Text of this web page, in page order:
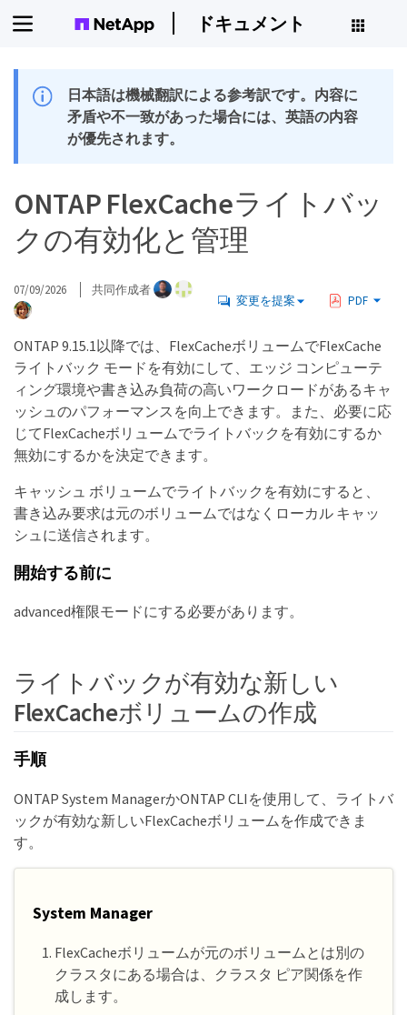
ドキュメント
日本語は機械翻訳による参考訳です。内容に
矛盾や不一致があった場合には、英語の内容
が優先されます。
ONTAP FlexCacheライトバッ
クの有効化と管理
07/09/2026 共同作成者
変更を提案 PDF
ONTAP 9.15.1以降では、FlexCacheボリュームでFlexCache
ライトバック モードを有効にして、エッジ コンピューテ
ィング環境や書き込み負荷の高いワークロードがあるキャ
ッシュのパフォーマンスを向上できます。また、必要に応
じてFlexCacheボリュームでライトバックを有効にするか
無効にするかを決定できます。
キャッシュ ボリュームでライトバックを有効にすると、
書き込み要求は元のボリュームではなくローカル キャッ
シュに送信されます。
開始する前に
advanced権限モードにする必要があります。
ライトバックが有効な新しい
FlexCacheボリュームの作成
手順
ONTAP System ManagerかONTAP CLIを使用して、ライトバ
ックが有効な新しいFlexCacheボリュームを作成できま
す。
System Manager
FlexCacheボリュームが元のボリュームとは別の
クラスタにある場合は、クラスタ ピア関係を作
成します。